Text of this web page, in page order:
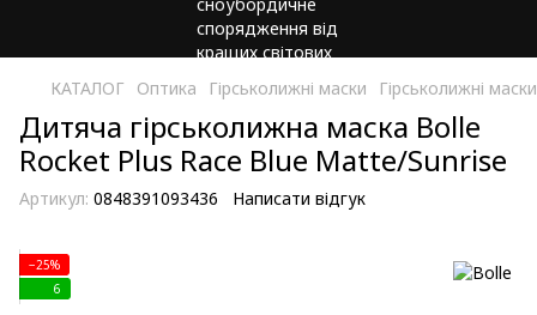
КАТАЛОГ Оптика Гірськолижні маски Гірськолижні
Дитяча гірськолижна маска Bolle
Rocket Plus Race Blue Matte/Sunrise
Артикул: 0848391093436 Написати відгук
−25%
6